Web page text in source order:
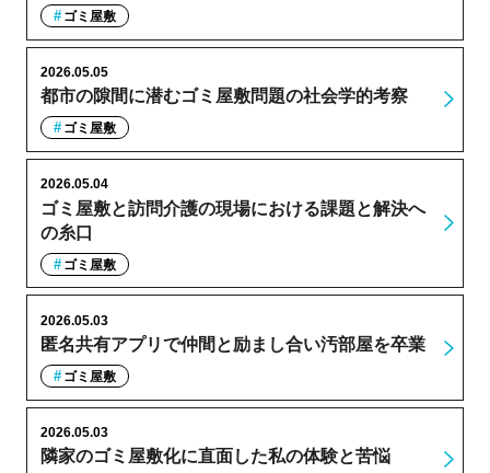
ゴミ屋敷
都市の隙間に潜むゴミ屋敷問題の社会学的考察
2026.05.05
ゴミ屋敷
ゴミ屋敷と訪問介護の現場における課題と解決へ
の糸口
2026.05.04
ゴミ屋敷
匿名共有アプリで仲間と励まし合い汚部屋を卒業
2026.05.03
ゴミ屋敷
隣家のゴミ屋敷化に直面した私の体験と苦悩
2026.05.03